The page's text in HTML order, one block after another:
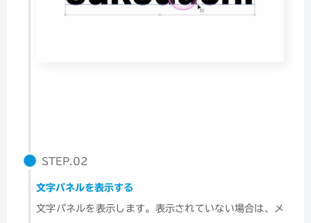
STEP.02
文字パネルを表示する
文字パネルを表示します。表示されていない場合は、メ